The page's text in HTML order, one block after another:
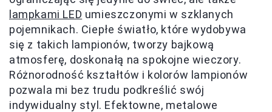
lampkami LED umieszczonymi w szklanych
pojemnikach. Ciepłe światło, które wydobywa
się z takich lampionów, tworzy bajkową
atmosferę, doskonałą na spokojne wieczory.
Różnorodność kształtów i kolorów lampionów
pozwala mi bez trudu podkreślić swój
indywidualny styl. Efektowne, metalowe